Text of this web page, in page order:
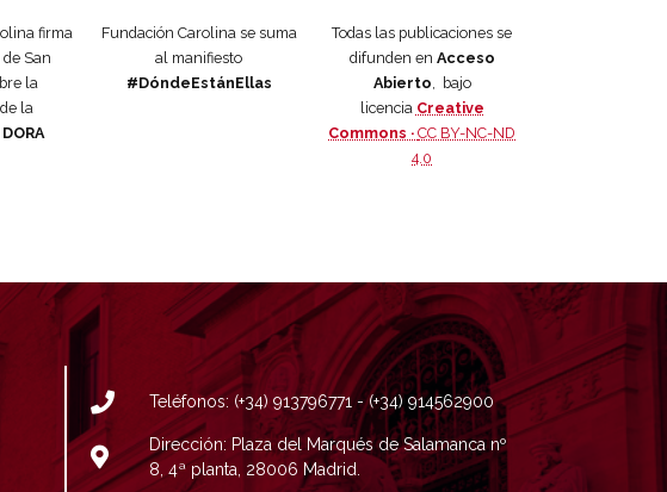
firma
San
la
la
DORA
Fundación Carolina se suma
al manifiesto
#DóndeEstánEllas
Todas las publicaciones se
difunden en Acceso
Abierto , bajo
licencia Creative
Commons ·CC BY-NC-ND
4.0
Teléfonos: (+34) 913796771 - (+34) 914562900
Dirección: Plaza del Marqués de Salamanca nº
8, 4ª planta, 28006 Madrid.